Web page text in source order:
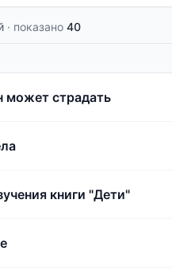
· показано 40
может страдать
книги "Дети"